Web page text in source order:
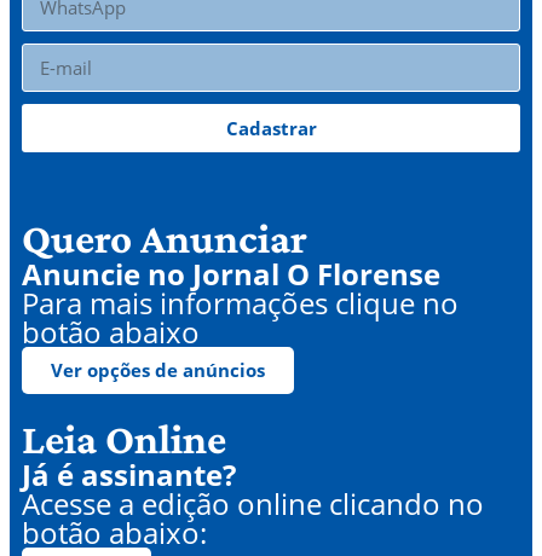
Cadastrar
Quero Anunciar
Anuncie no Jornal O Florense
Para mais informações clique no
botão abaixo
Ver opções de anúncios
Leia Online
Já é assinante?
Acesse a edição online clicando no
botão abaixo: